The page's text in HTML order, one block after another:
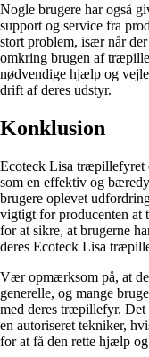
Nogle brugere har også
support og service fra
stort problem, især når
omkring brugen af
nødvendige hjælp og
drift af deres udstyr.
Konklusion
Ecoteck Lisa træpillefyret
som en effektiv og
brugere oplevet
vigtigt for producenten at
for at sikre, at brugerne
deres Ecoteck Lisa
Vær opmærksom på, at
generelle, og mange
med deres træpillefyr. Det
en autoriseret tekniker,
for at få den rette hjælp